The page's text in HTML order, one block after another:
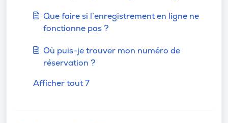
Que faire si l’enregistrement en ligne ne
fonctionne pas ?
Où puis-je trouver mon numéro de
réservation ?
Afficher tout 7